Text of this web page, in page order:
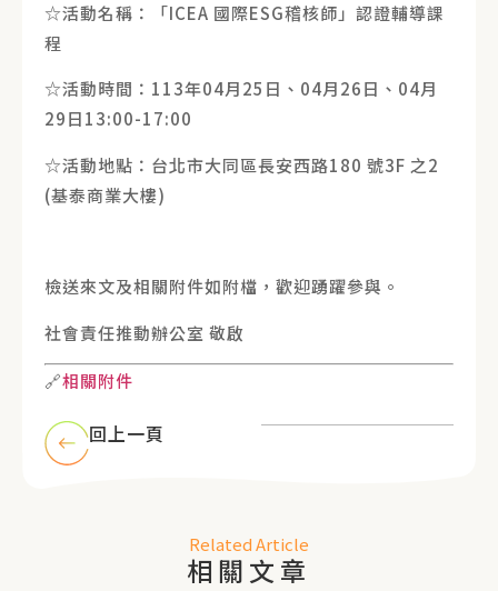
☆活動名稱：「ICEA 國際ESG稽核師」認證輔導課
程
☆活動時間：113年04月25日、04月26日、04月
29日13:00-17:00
☆活動地點：台北市大同區長安西路180 號3F 之2
(基泰商業大樓)
檢送來文及相關附件如附檔，歡迎踴躍參與。
社會責任推動辦公室 敬啟
🔗相關附件
回上一頁
Related Article
相關文章